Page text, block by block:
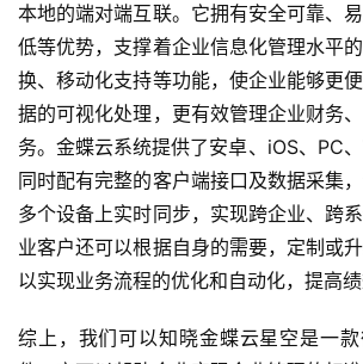
本地的端对端互联。它拥有安全可靠、
低等优势，支撑着企业信息化管理水平
换、移动化支持等功能，使企业能够更
据的可视化处理，更有效管理企业财务
务。金蝶云系统提供了安卓、iOS、PC、
同时配有完整的客户端接口及数据采集
多个设备上实时同步，实现跨企业、跨
业客户还可以根据自身的需要，定制或升
以实现业务流程的优化和自动化，提高绩
综上，我们可以知晓金蝶云星空是一